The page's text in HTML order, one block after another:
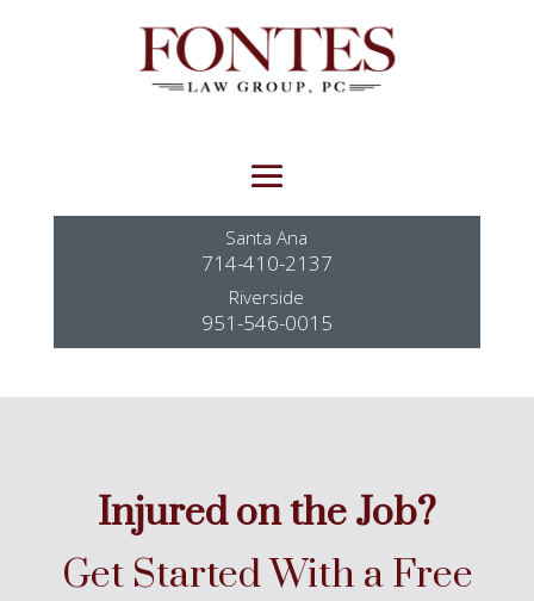
Santa Ana
714-410-2137
Riverside
951-546-0015
Injured on the Job?
Get Started With a Free